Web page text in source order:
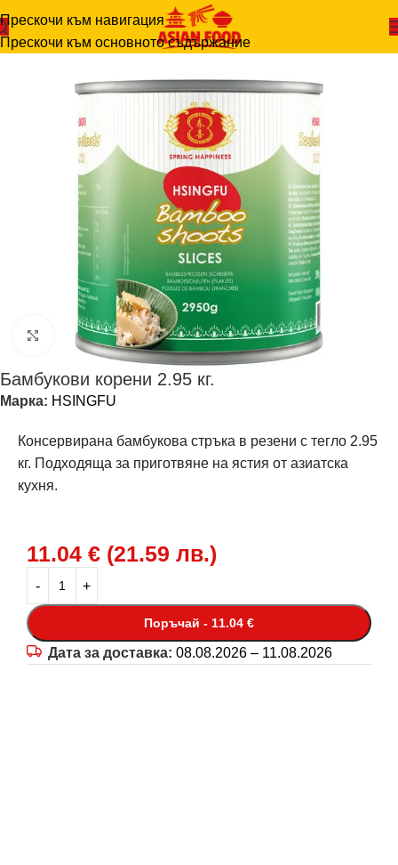
Прескочи към навигация
Прескочи към основното съдържание
Начало -РАЗНИ-Бамбукови корени 2.95 кг.
Щракнете за уголемяване
Бамбукови корени 2.95 кг.
Марка: HSINGFU
Консервирана бамбукова стръка в резени с тегло 2.95
кг. Подходяща за приготвяне на ястия от азиатска
кухня.
11.04 € (21.59 лв.)
Поръчай - 11.04 €
Дата за доставка: 08.08.2026 – 11.08.2026